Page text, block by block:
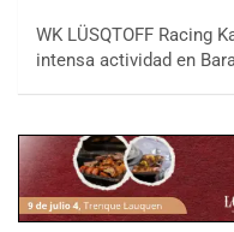
WK LÜSQTOFF Racing
intensa actividad en
COBERTURA ESPECIAL DE
08/09-AGO
KDO - F6
Ciudad de Trenque Lauquen
Trenque Lauquen (Buenos Aires)